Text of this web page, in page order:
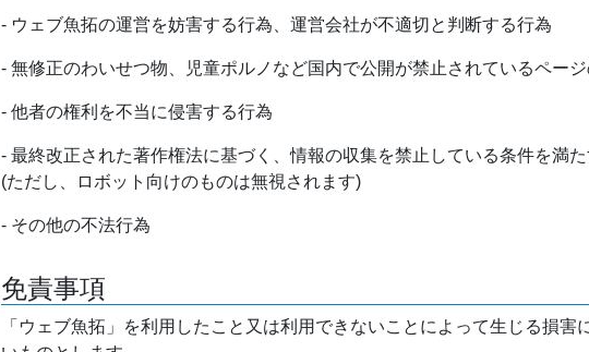
- ウェブ魚拓の運営を妨害する行為、運営会社が不適切と判断する行為
- 無修正のわいせつ物、児童ポルノなど国内で公開が禁止されているページ
- 他者の権利を不当に侵害する行為
- 最終改正された著作権法に基づく、情報の収集を禁止している条件を満
(ただし、ロボット向けのものは無視されます)
- その他の不法行為
免責事項
「ウェブ魚拓」を利用したこと又は利用できないことによって生じる損害